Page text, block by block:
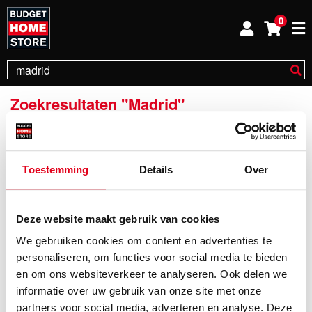
Toestemming Details Over
Deze website maakt gebruik van cookies
We gebruiken cookies om content en advertenties te
personaliseren, om functies voor social media te bieden
en om ons websiteverkeer te analyseren. Ook delen we
informatie over uw gebruik van onze site met onze
partners voor social media, adverteren en analyse. Deze
0
Zoekresultaten "madrid"
Filteren
Over ons
Inspiratie
Actievoorwaarden
Onze folder
Cadeaukaart
Wie zijn wij?
Onze formule
Producten
Banken
Fauteuils
Tafels
Kasten
Verlichting
Slapen